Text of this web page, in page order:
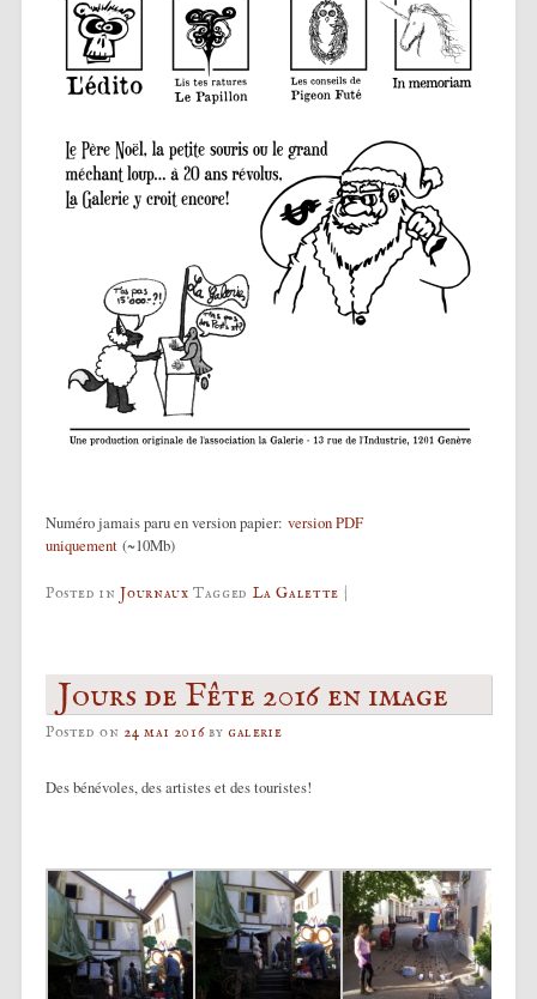
Numéro jamais paru en version papier: version PDF
uniquement(~10Mb)
Posted inJournaux Tagged La Galette |
Jours de Fête 2016 en image
Posted on 24 mai 2016 by galerie
Des bénévoles, des artistes et des touristes!